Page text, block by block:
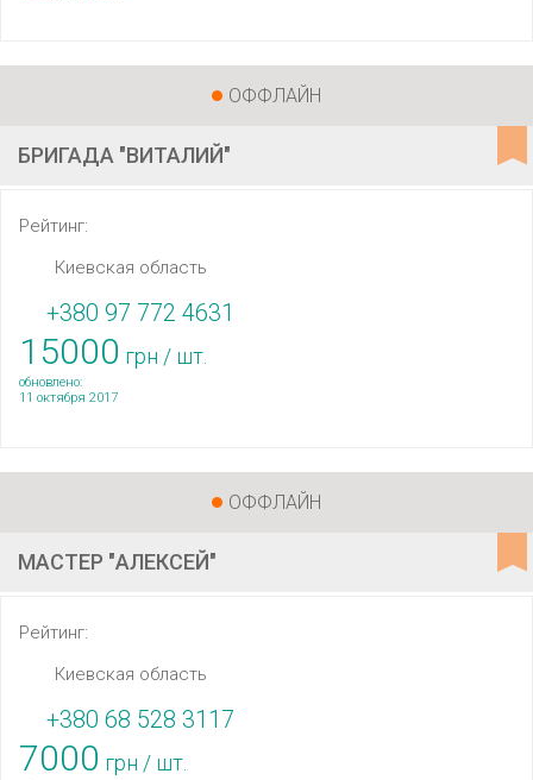
ОФФЛАЙН
БРИГАДА "ВИТАЛИЙ"
Рейтинг:
Киевская область
+380 97 772 4631
15000 грн / шт.
обновлено:
11 октября 2017
ОФФЛАЙН
МАСТЕР "АЛЕКСЕЙ"
Рейтинг:
Киевская область
+380 68 528 3117
7000 грн / шт.